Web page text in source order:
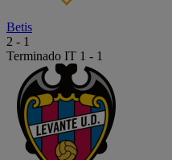
Betis
2 - 1
Terminado IT 1 - 1